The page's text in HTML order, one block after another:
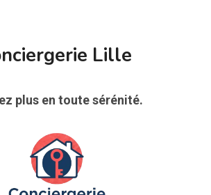
Lille
plus en toute sérénité.